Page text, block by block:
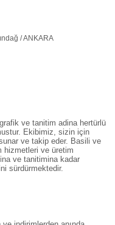
/ ANKARA
ve tanitim adina hertürlü
Ekibimiz, sizin için
ve takip eder. Basili ve
hizmetleri ve üretim
ve tanitimina kadar
sürdürmektedir.